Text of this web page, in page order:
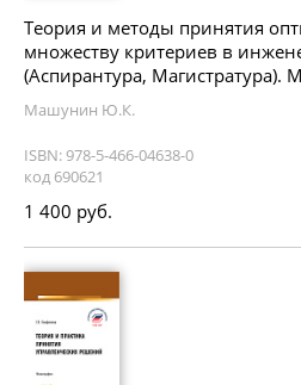
Теория и методы принятия
множеству критериев в
(Аспирантура, Магистратура).
Машунин Ю.К.
ISBN: 978-5-466-04638-0
код 690621
1 400 руб.